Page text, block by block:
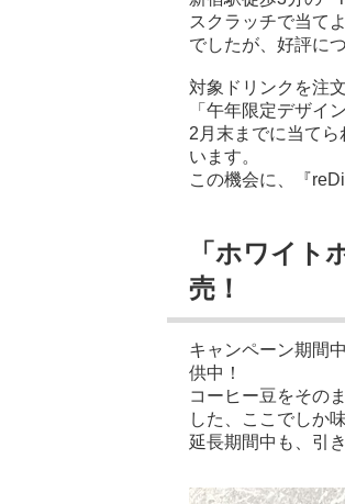
スクラッチで当て
でしたが、好評に
対象ドリンクを注
「午年限定デザイ
2月末までに当て
います。
この機会に、『
「ホワイト
売！
キャンペーン期間
供中！
コーヒー豆をその
した、ここでしか
延長期間中も、引